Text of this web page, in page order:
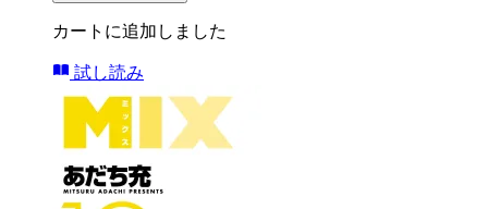
カートに追加しました
試し読み